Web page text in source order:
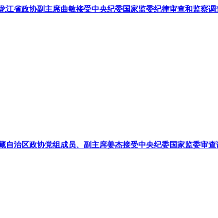
江省政协副主席曲敏接受中央纪委国家监委纪律审查和监察调
自治区政协党组成员、副主席姜杰接受中央纪委国家监委审查